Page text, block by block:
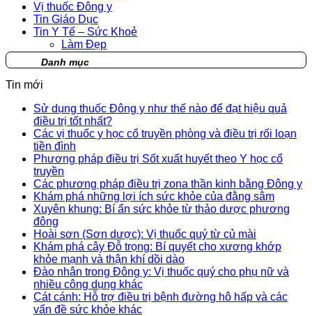
Vị thuốc Đông y
Tin Giáo Dục
Tin Y Tế – Sức Khoẻ
Làm Đẹp
Danh mục
Tin mới
Sử dụng thuốc Đông y như thế nào để đạt hiệu quả
điều trị tốt nhất?
Các vị thuốc y học cổ truyền phòng và điều trị rối loạn
tiền đình
Phương pháp điều trị Sốt xuất huyết theo Y học cổ
truyền
Các phương pháp điều trị zona thần kinh bằng Đông y
Khám phá những lợi ích sức khỏe của đằng sâm
Xuyên khung: Bí ẩn sức khỏe từ thảo dược phương
đông
Hoài sơn (Sơn dược): Vị thuốc quý từ củ mài
Khám phá cây Đỗ trọng: Bí quyết cho xương khớp
khỏe mạnh và thận khí dồi dào
Đào nhân trong Đông y: Vị thuốc quý cho phụ nữ và
nhiều công dụng khác
Cát cánh: Hỗ trợ điều trị bệnh đường hô hấp và các
vấn đề sức khỏe khác